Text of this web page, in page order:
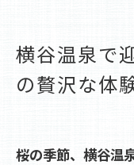
新緑の横谷温
新緑に囲
豊かな自
横谷温泉で
の贅沢な体
桜の季節、横谷温